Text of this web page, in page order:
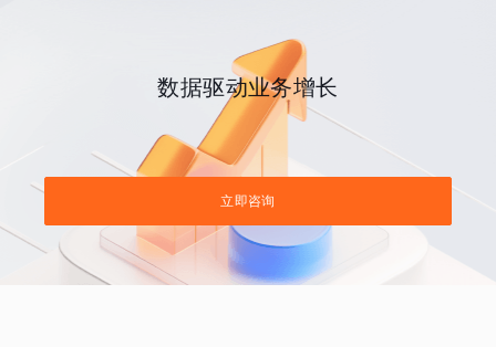
数据驱动业务增长
立即咨询